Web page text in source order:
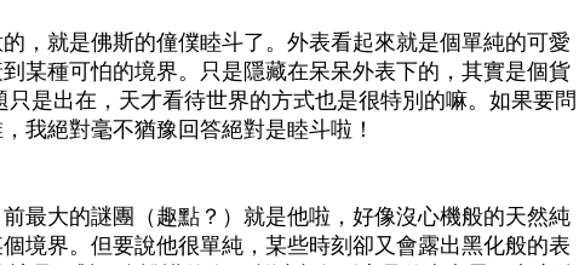
，就是佛斯的僮僕睦斗了。外表看起來就是個單純的可愛
某種可怕的境界。只是隱藏在呆呆外表下的，其實是個貨
只是出在，天才看待世界的方式也是很特別的嘛。如果要問
我絕對毫不猶豫回答絕對是睦斗啦！
最大的謎團（趣點？）就是他啦，好像沒心機般的天然純
境界。但要說他很單純，某些時刻卻又會露出黑化般的表